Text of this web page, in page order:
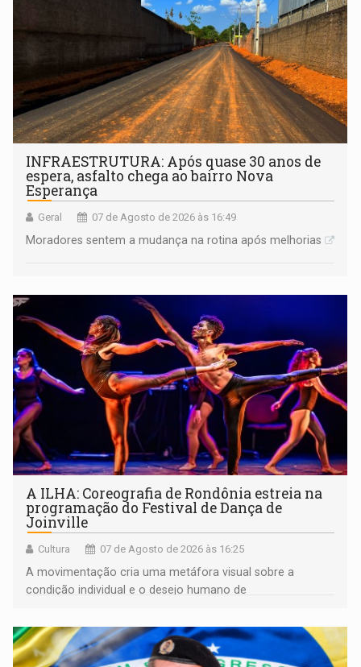
INFRAESTRUTURA: Após quase 30 anos de
espera, asfalto chega ao bairro Nova
Esperança
Geral 07 de Agosto de 2026 às 16:49
Moradores sentem a mudança na rotina após melhorias
A ILHA: Coreografia de Rondônia estreia na
programação do Festival de Dança de
Joinville
Cultura 07 de Agosto de 2026 às 16:25
A movimentação cria uma metáfora visual sobre a
condição individual e o desejo humano de